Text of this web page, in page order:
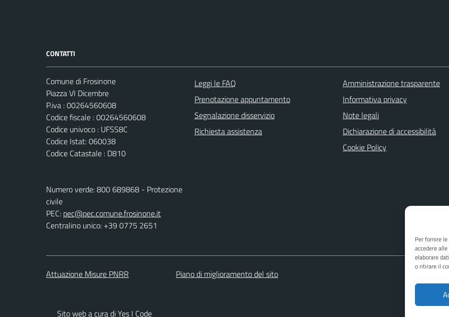
Per fornire
accedere
elaborare
o ritirare il
CONTATTI
Comune di Frosinone
Piazza VI Dicembre
P.iva : 00264560608
Codice fiscale : 00264560608
Codice univoco : UFSS8C
Codice Istat: 060038
Codice Catastale : D810
Numero verde: 800 689868 - Protezione
civile
PEC: pec@pec.comune.frosinone.it
Centralino unico: +39 0775 2651
Leggi le FAQ
Prenotazione appuntamento
Segnalazione disservizio
Richiesta assistenza
Amministrazione trasparente
Informativa privacy
Note legali
Dichiarazione di accessibilità
Cookie Policy
Attuazione Misure PNRR Piano di miglioramento del sito
Sito web a cura di Yes I Code